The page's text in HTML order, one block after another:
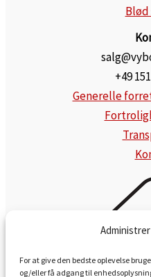
For at give den bedste oplevelse
og/eller få adgang til
+49
Generelle